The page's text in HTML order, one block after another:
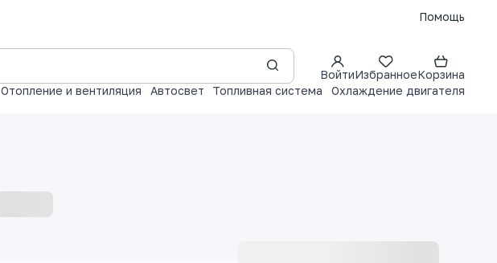
Помощь
ВойтиИзбранноеКорзина
Отопление и вентиляция Автосвет Топливная система Охлаждение двигателя